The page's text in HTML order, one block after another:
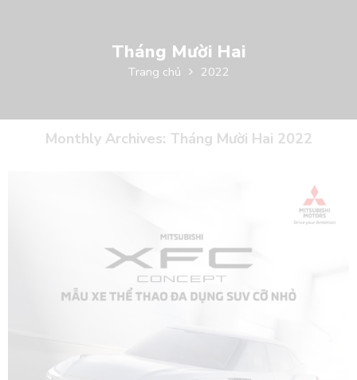
Tháng Mười Hai
Trang chủ 2022
Monthly Archives: Tháng Mười Hai 2022